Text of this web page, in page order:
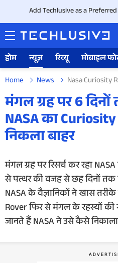
Add Techlusive as a
होम न्यूज़ रिव्यू मोबाइल
होम
न्यूज़
रिव्यू
मोबाइल फोन्स
गेमिंग
फोटो
Home News Nasa Curiosity
मंगल ग्रह पर 6
NASA का
निकला बाहर
मंगल ग्रह पर रिसर्च कर रहा
से पत्थर की वजह से छह दिनों
NASA के वैज्ञानिकों ने खास
Rover फिर से मंगल के रहस्यों
जानते हैं NASA ने उसे कैसे